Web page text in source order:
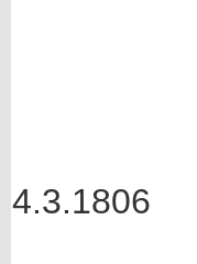
4.3.1806